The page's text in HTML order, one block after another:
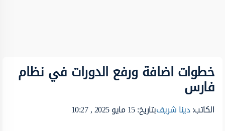
خطوات اضافة ورفع الدورات في نظام
فارس
الكاتب:دينا شريفبتاريخ: 15 مايو 2025 , 10:27